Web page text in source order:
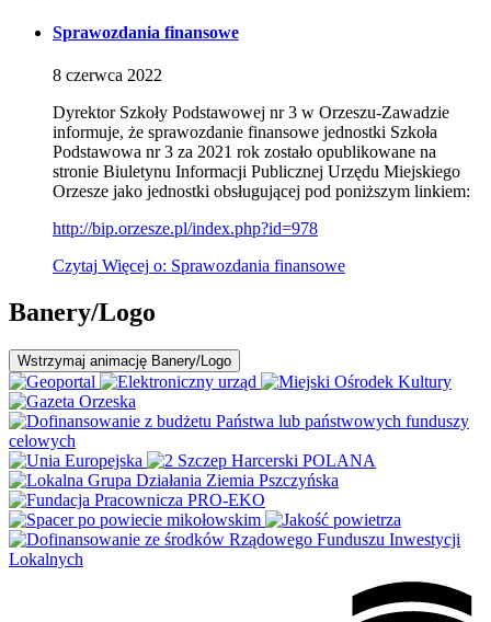
Sprawozdania finansowe
8 czerwca 2022
Dyrektor Szkoły Podstawowej nr 3 w Orzeszu-Zawadzie
informuje, że sprawozdanie finansowe jednostki Szkoła
Podstawowa nr 3 za 2021 rok zostało opublikowane na
stronie Biuletynu Informacji Publicznej Urzędu Miejskiego
Orzesze jako jednostki obsługującej pod poniższym linkiem:
http://bip.orzesze.pl/index.php?id=978
Czytaj Więcej o: Sprawozdania finansowe
Banery/Logo
Wstrzymaj animację Banery/Logo